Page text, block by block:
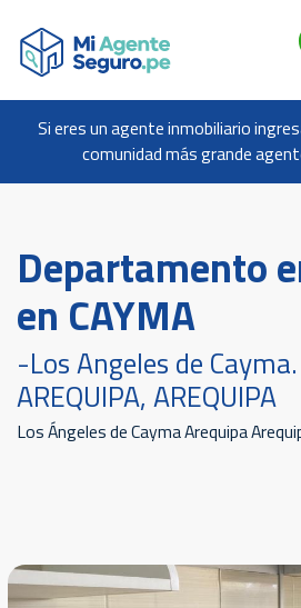
Si eres un agente inmobiliario
comunidad más grande
Departamento
en CAYMA
-Los Angeles de
AREQUIPA, AREQUIPA
Los Ángeles de Cayma Arequipa